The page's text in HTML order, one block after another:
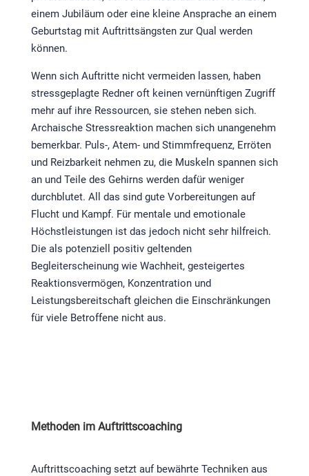
einem Jubiläum oder eine kleine Ansprache an einem
Geburtstag mit Auftrittsängsten zur Qual werden
können.
Wenn sich Auftritte nicht vermeiden lassen, haben
stressgeplagte Redner oft keinen vernünftigen Zugriff
mehr auf ihre Ressourcen, sie stehen neben sich.
Archaische Stressreaktion machen sich unangenehm
bemerkbar. Puls-, Atem- und Stimmfrequenz, Erröten
und Reizbarkeit nehmen zu, die Muskeln spannen sich
an und Teile des Gehirns werden dafür weniger
durchblutet. All das sind gute Vorbereitungen auf
Flucht und Kampf. Für mentale und emotionale
Höchstleistungen ist das jedoch nicht sehr hilfreich.
Die als potenziell positiv geltenden
Begleiterscheinung wie Wachheit, gesteigertes
Reaktionsvermögen, Konzentration und
Leistungsbereitschaft gleichen die Einschränkungen
für viele Betroffene nicht aus.
Methoden im Auftrittscoaching
Auftrittscoaching setzt auf bewährte Techniken aus